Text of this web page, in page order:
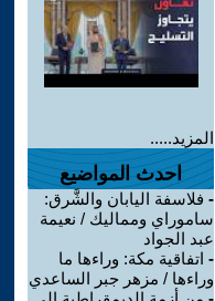
المزيد.....
احدث المواضيع
- فلاسفة اليابان والشَّرق:
ساموراي ومماليك / نعيمة
عبد الجواد
- اتفاقية مكة: وراءها ما
وراءها / مزهر جبر الساعدي